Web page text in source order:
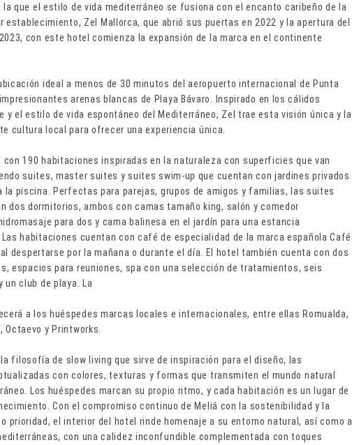
que el estilo de vida mediterráneo se fusiona con el encanto caribeño de la
establecimiento, Zel Mallorca, que abrió sus puertas en 2022 y la apertura del
con este hotel comienza la expansión de la marca en el continente
ideal a menos de 30 minutos del aeropuerto internacional de Punta
arenas blancas de Playa Bávaro. Inspirado en los cálidos
y el estilo de vida espontáneo del Mediterráneo, Zel trae esta visión única y la
cultura local para ofrecer una experiencia única.
190 habitaciones inspiradas en la naturaleza con superficies que van
suites, master suites y suites swim-up que cuentan con jardines privados
la piscina. Perfectas para parejas, grupos de amigos y familias, las suites
dos dormitorios, ambos con camas tamaño king, salón y comedor
para dos y cama balinesa en el jardín para una estancia
habitaciones cuentan con café de especialidad de la marca española Café
despertarse por la mañana o durante el día. El hotel también cuenta con dos
espacios para reuniones, spa con una selección de tratamientos, seis
club de playa. La
a los huéspedes marcas locales e internacionales, entre ellas Romualda,
Octaevo y Printworks.
filosofía de slow living que sirve de inspiración para el diseño, las
con colores, texturas y formas que transmiten el mundo natural
Los huéspedes marcan su propio ritmo, y cada habitación es un lugar de
Con el compromiso continuo de Meliá con la sostenibilidad y la
prioridad, el interior del hotel rinde homenaje a su entorno natural, así como a
con una calidez inconfundible complementada con toques